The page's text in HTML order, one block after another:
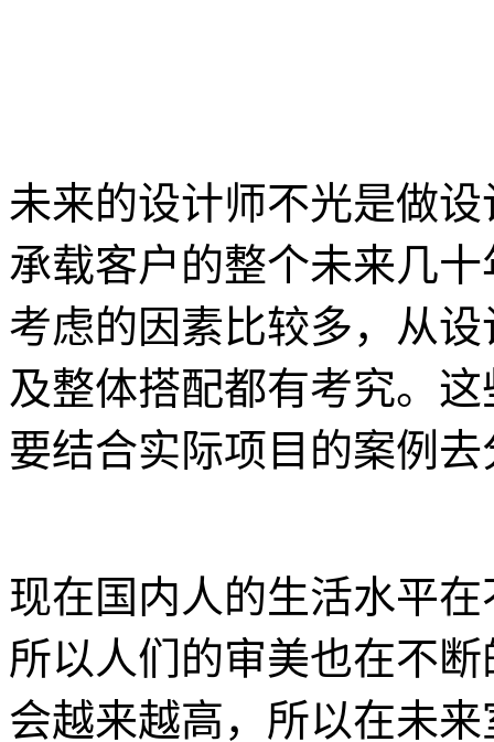
未来的设计师不光是做
承载客户的整个未来几
考虑的因素比较多，从
及整体搭配都有考究。
要结合实际项目的案例
现在国内人的生活水平
所以人们的审美也在不
会越来越高，所以在未